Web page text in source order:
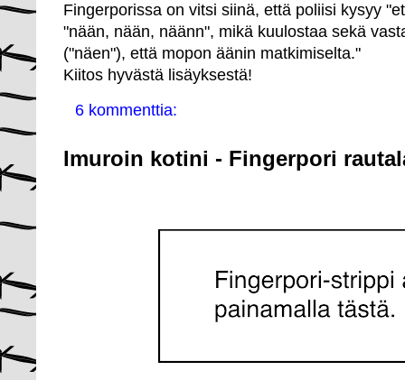
Fingerporissa on vitsi siinä, että poliisi kysyy
"nään, nään, näänn", mikä kuulostaa sekä
("näen"), että mopon äänin matkimiselta."
Kiitos hyvästä lisäyksestä!
6 kommenttia:
Imuroin kotini - Fingerpori